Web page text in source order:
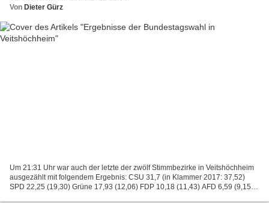
Von Dieter Gürz
Um 21:31 Uhr war auch der letzte der zwölf Stimmbezirke in Veitshöchheim
ausgezählt mit folgendem Ergebnis: CSU 31,7 (in Klammer 2017: 37,52)
SPD 22,25 (19,30) Grüne 17,93 (12,06) FDP 10,18 (11,43) AFD 6,59 (9,15)